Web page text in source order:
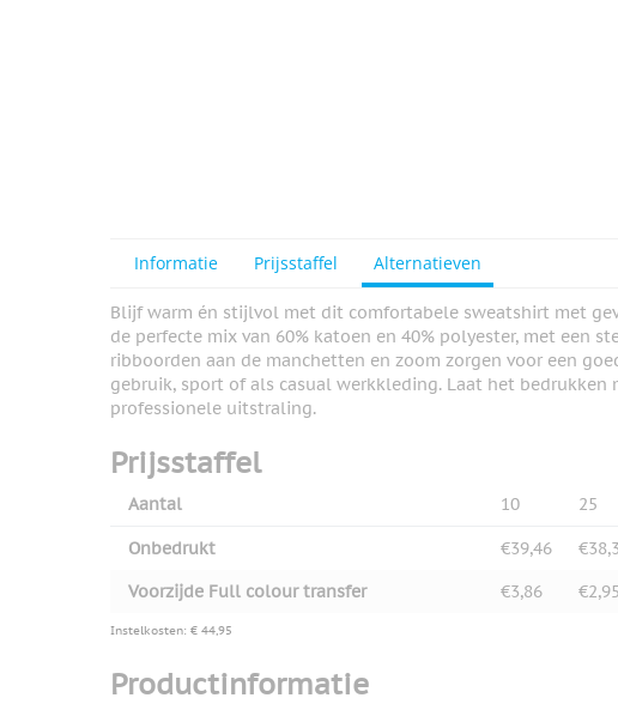
View larger image
View larger image
View larger image
View larger image
Informatie Prijsstaffel Alternatieven
Blijf warm én stijlvol met dit comfortabele sweatshirt met
de perfecte mix van 60% katoen en 40% polyester, met een
ribboorden aan de manchetten en zoom zorgen voor een
gebruik, sport of als casual werkkleding. Laat het bedrukken
professionele uitstraling.
Prijsstaffel
Aantal 10 25
Onbedrukt €39,46
Voorzijde Full colour transfer
€3,86 €2,95
Instelkosten: € 44,95
Productinformatie